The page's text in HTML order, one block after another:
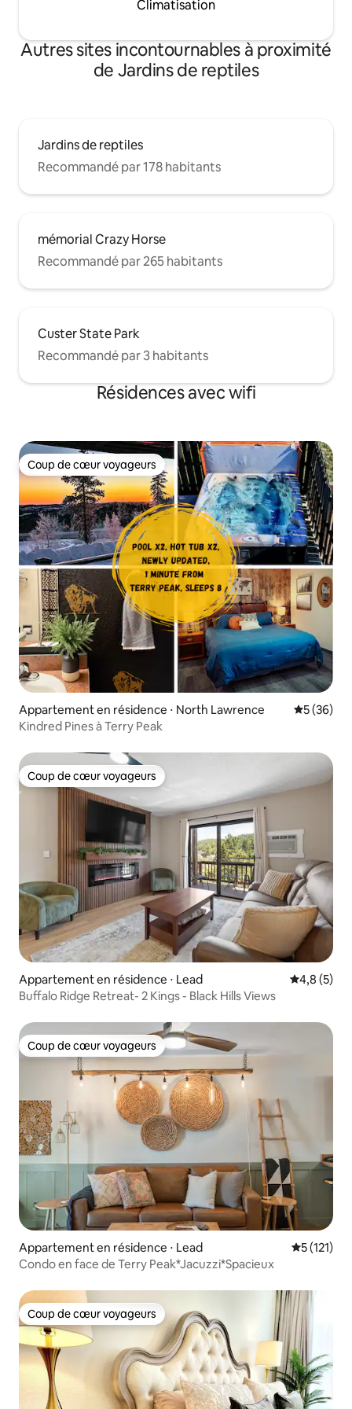
Climatisation
Autres sites incontournables à proximité
de Jardins de reptiles
Jardins de reptiles
Recommandé par 178 habitants
mémorial Crazy Horse
Recommandé par 265 habitants
Custer State Park
Recommandé par 3 habitants
Résidences avec wifi
Coup de cœur voyageurs
Coup de cœur voyageurs
Appartement en résidence ⋅ North Lawrence
5 (36)
Kindred Pines à Terry Peak
Coup de cœur voyageurs
Coup de cœur voyageurs
Appartement en résidence ⋅ Lead Évaluation
4,8 (5)
Buffalo Ridge Retreat- 2 Kings - Black Hills Views
Coup de cœur voyageurs
Coup de cœur voyageurs
Appartement en résidence ⋅ Lead Évaluation
5 (121)
Condo en face de Terry Peak*Jacuzzi*Spacieux
Coup de cœur voyageurs
Coup de cœur voyageurs